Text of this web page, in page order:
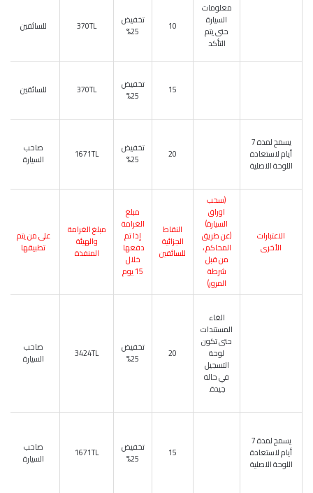
معلومات
السيارة
حتى يتم
التأكد
10
تخفيض
25%
370TL للسائقين
15
تخفيض
25%
370TL للسائقين
يسمح لمدة 7
أيام لاستعادة
اللوحة الاصلية
20
تخفيض
25%
1671TL
صاحب
السيارة
الاعتبارات
الأخرى
(سحب
اوراق
السيارة)
(عن طريق
المحاكم ،
من قبل
شرطة
المرور)
النقاط
الجزائية
للسائقين
مبلغ
الغرامة
إذا تم
دفعها
خلال
15 يوم
مبلغ الغرامة
والهيئة
المنفذة
على من يتم
تطبيقها
الغاء
المستندات
حتى تكون
لوحة
التسجيل
في حالة
جيدة.
20
تخفيض
25%
3424TL
صاحب
السيارة
يسمح لمدة 7
أيام لاستعادة
اللوحة الاصلية
15
تخفيض
25%
1671TL
صاحب
السيارة